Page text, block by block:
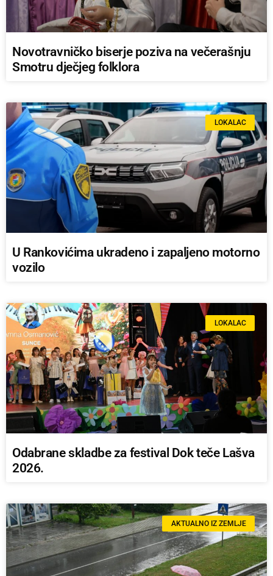
Novotravničko biserje poziva na večerašnju
Smotru dječjeg folklora
LOKALAC
U Rankovićima ukradeno i zapaljeno motorno
vozilo
LOKALAC
Odabrane skladbe za festival Dok teče Lašva
2026.
AKTUALNO IZ ZEMLJE